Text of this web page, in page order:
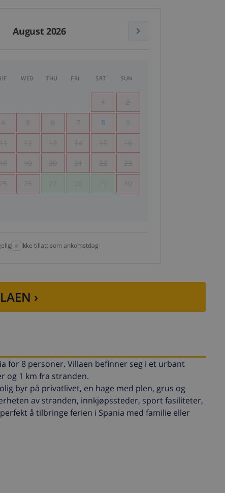
August 2026
WED THU FRI SAT SUN
1 2
4 5 6 7 8 9
12 13 14 15 16
19 20 21 22 23
26 30
Ikke tillatt som ankomstdag
›
for 8 personer. Villaen befinner seg i et urbant
og 1 km fra stranden.
byr på privatlivet, en hage med plen, grus og
av stranden, innkjøpssteder, sport fasiliteter,
å tilbringe ferien i Spania med familie eller